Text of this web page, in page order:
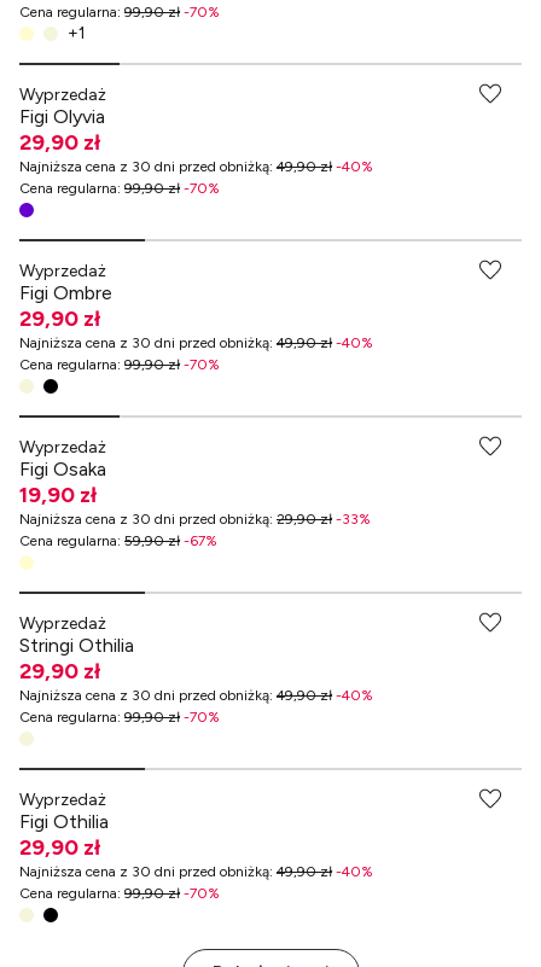
Cena regularna: 99,90 zł -70%
+1
-70% przy zakupach za min. 349 zł
Wyprzedaż
Figi Olyvia
29,90 zł
Najniższa cena z 30 dni przed obniżką: 49,90 zł -40%
Cena regularna: 99,90 zł -70%
Wyprzedaż
Figi Ombre
29,90 zł
Najniższa cena z 30 dni przed obniżką: 49,90 zł -40%
Cena regularna: 99,90 zł -70%
-70% przy zakupach za min. 349 zł
Wyprzedaż
Figi Osaka
19,90 zł
Najniższa cena z 30 dni przed obniżką: 29,90 zł -33%
Cena regularna: 59,90 zł -67%
Wyprzedaż
Stringi Othilia
29,90 zł
Najniższa cena z 30 dni przed obniżką: 49,90 zł -40%
Cena regularna: 99,90 zł -70%
Wyprzedaż
Figi Othilia
29,90 zł
Najniższa cena z 30 dni przed obniżką: 49,90 zł -40%
Cena regularna: 99,90 zł -70%